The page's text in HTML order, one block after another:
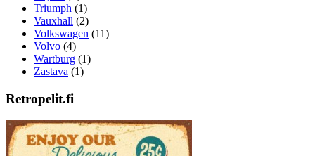
Triumph (1)
Vauxhall (2)
Volkswagen (11)
Volvo (4)
Wartburg (1)
Zastava (1)
Retropelit.fi